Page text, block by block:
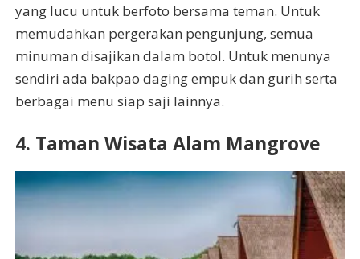
yang lucu untuk berfoto bersama teman. Untuk
memudahkan pergerakan pengunjung, semua
minuman disajikan dalam botol. Untuk menunya
sendiri ada bakpao daging empuk dan gurih serta
berbagai menu siap saji lainnya.
4. Taman Wisata Alam Mangrove